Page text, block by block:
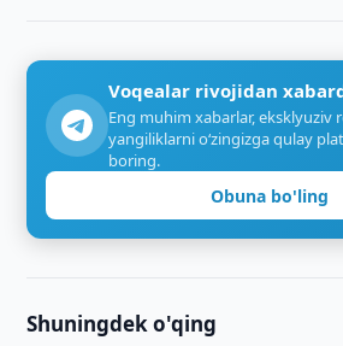
Voqealar rivojidan
Eng muhim xabarlar, eksklyuziv
yangiliklarni o‘zingizga qulay
boring.
Obuna bo'ling
Shuningdek o'qing